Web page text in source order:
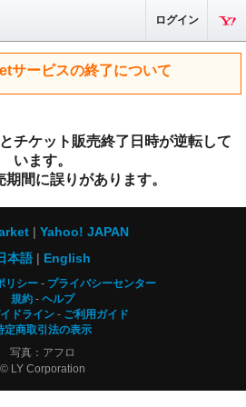
ログイン
サービスの終了について
チケット販売終了日時が逆転して
います。
間に誤りがあります。
Yahoo! JAPAN
本語
English
リシー
プライバシーセンター
規約
ヘルプ
ドライン
ご利用ガイド
定商取引法の表示
写真：アフロ
© LY Corporation